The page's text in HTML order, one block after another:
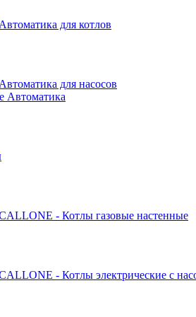
Автоматика для котлов
Автоматика для насосов
Автоматика
- Котлы газовые настенные
- Котлы электрические с